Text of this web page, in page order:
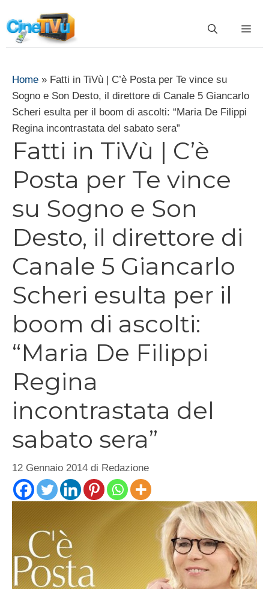
al
contenuto
Home » Fatti in TiVù | C’è Posta per Te vince su
Sogno e Son Desto, il direttore di Canale 5 Giancarlo
Scheri esulta per il boom di ascolti: “Maria De Filippi
Regina incontrastata del sabato sera”
Fatti in TiVù | C’è
Posta per Te vince
su Sogno e Son
Desto, il direttore di
Canale 5 Giancarlo
Scheri esulta per il
boom di ascolti:
“Maria De Filippi
Regina
incontrastata del
sabato sera”
12 Gennaio 2014 di Redazione